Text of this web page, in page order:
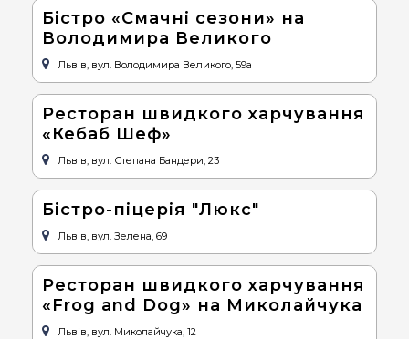
Бістро «Смачні сезони» на
Володимира Великого
Львів, вул. Володимира Великого, 59а
Ресторан швидкого харчування
«Кебаб Шеф»
Львів, вул. Степана Бандери, 23
Бістро-піцерія "Люкс"
Львів, вул. Зелена, 69
Ресторан швидкого харчування
«Frog and Dog» на Миколайчука
Львів, вул. Миколайчука, 12